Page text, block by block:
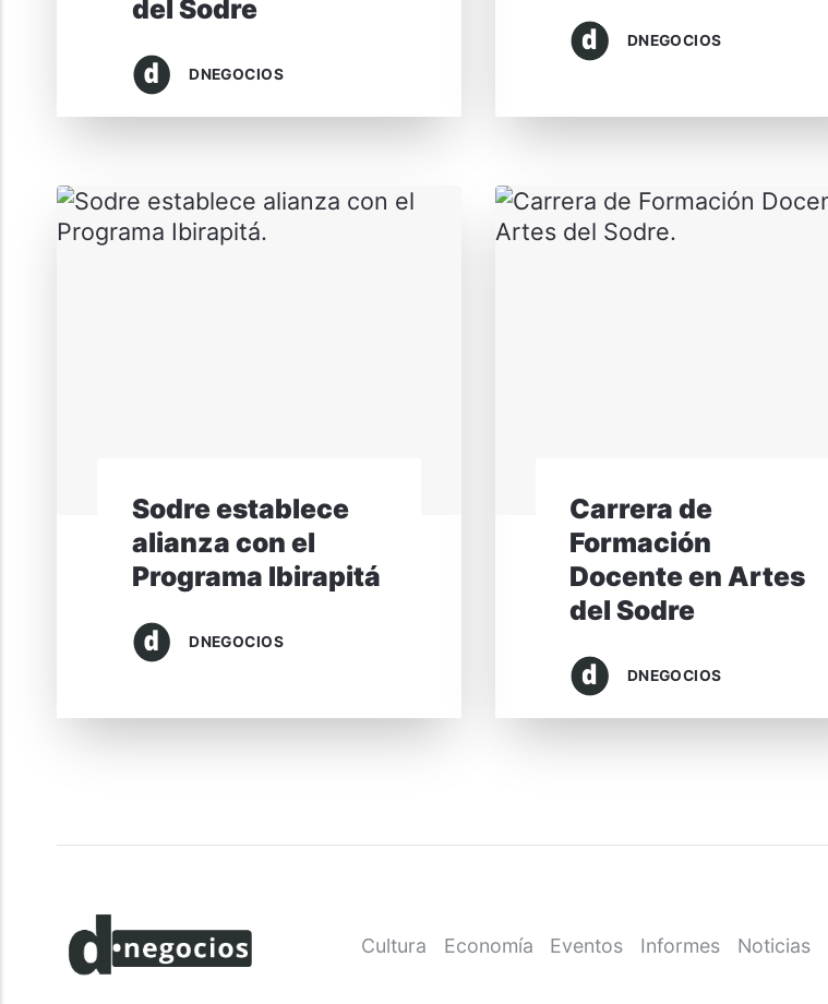
del Sodre
DNEGOCIOS
DNEGOCIOS
Sodre establece
alianza con el
Programa Ibirapitá
DNEGOCIOS
Carrera de
Formación
Docente en Artes
del Sodre
DNEGOCIOS
Cultura Economía Eventos Informes Noticias